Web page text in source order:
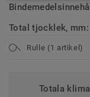
Total tjocklek, mm:
Rulle (1 artikel)
Totala